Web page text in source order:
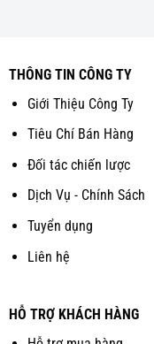
THÔNG TIN CÔNG TY
Giới Thiệu Công Ty
Tiêu Chí Bán Hàng
Đối tác chiến lược
Dịch Vụ - Chính Sách
Tuyển dụng
Liên hệ
HỖ TRỢ KHÁCH HÀNG